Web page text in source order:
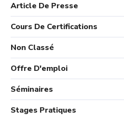
Article De Presse
Cours De Certifications
Non Classé
Offre D'emploi
Séminaires
Stages Pratiques